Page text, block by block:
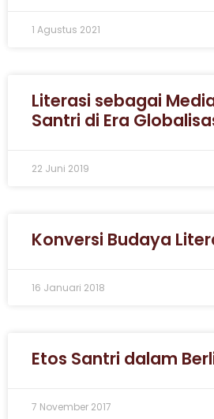
1 Agustus 2021
Literasi sebagai
Santri di Era
22 Juni 2019
Konversi Budaya
16 Januari 2018
Etos Santri dalam
7 November 2017